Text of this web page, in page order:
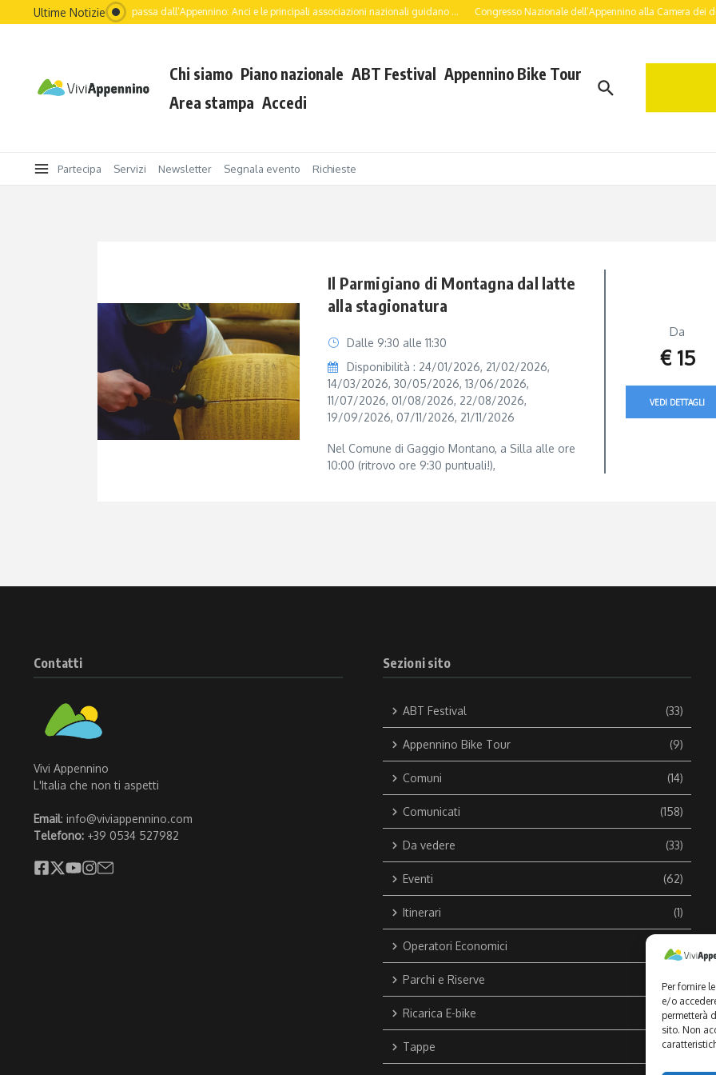
Per fornire
e/o
permetterà
sito. Non
Salta al contenuto
Ultime Notizie
Il futuro dell’Italia passa dall’Appennino: Anci e le principali associazioni nazionali guidano ... Congresso Nazionale dell’Appennino alla Camera dei
Chi siamo Piano nazionale ABT Festival Appennino Bike Tour
Area stampa Accedi
Partecipa Servizi Newsletter Segnala evento Richieste
Il Parmigiano di Montagna dal latte
alla stagionatura
Dalle 9:30 alle 11:30
Disponibilità : 24/01/2026, 21/02/2026,
14/03/2026, 30/05/2026, 13/06/2026,
11/07/2026, 01/08/2026, 22/08/2026,
19/09/2026, 07/11/2026, 21/11/2026
Nel Comune di Gaggio Montano, a Silla alle ore
10:00 (ritrovo ore 9:30 puntuali!),
Da
€ 15
VEDI DETTAGLI
Contatti
Vivi Appennino
L'Italia che non ti aspetti
Email: info@viviappennino.com
Telefono: +39 0534 527982
Sezioni sito
ABT Festival (33)
Appennino Bike Tour (9)
Comuni (14)
Comunicati (158)
Da vedere (33)
Eventi (62)
Itinerari (1)
Operatori Economici (44)
Parchi e Riserve (1)
Ricarica E-bike (1)
Tappe (43)